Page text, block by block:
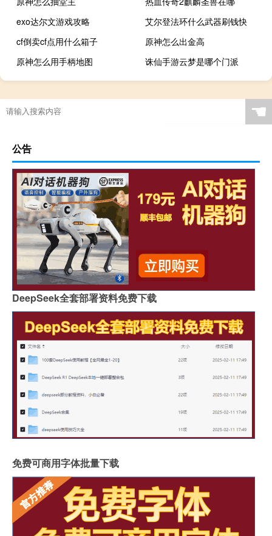
exo达尔文游戏攻略
艾尔登法环什么武器刷钱快
cf倒卖cf点用什么箱子
原神怎么出金高
原神怎么用手柄地图
诛仙手游云梦是哪个门派
☚
公告
DeepSeek全套部署资料免费下载
免费可商用字体批量下载